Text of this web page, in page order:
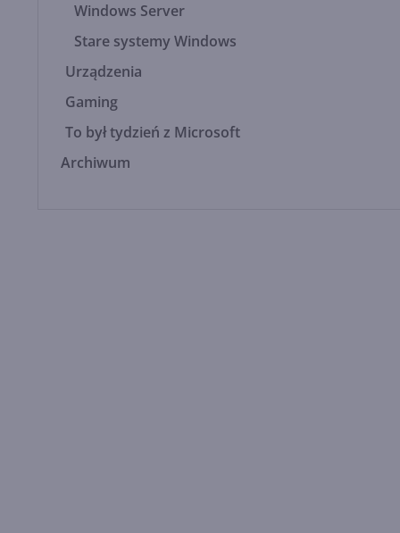
Windows Server
Stare systemy Windows
Urządzenia
Gaming
To był tydzień z Microsoft
Archiwum